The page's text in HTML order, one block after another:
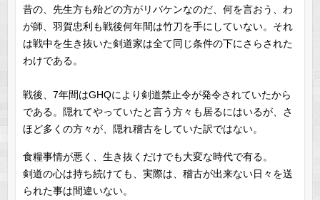
昔の、先生方も殆どの方がリバケンなのだ、何を言おう、わ
が師、羽賀忠利も戦後何年間は竹刀を手にしていない。それ
は戦中を生き抜いた剣道家は全て同じ条件の下にさらされた
わけである。
戦後、7年間はGHQにより剣道禁止令が発令されていたから
である。隠れてやっていたと言う方々も居るにはいるが、さ
ほど多くの方々が、隠れ稽古をしていた訳ではない。
食糧事情が悪く、生き抜くだけでも大変な時代で有る。
剣道の心は持ち続けても、実際は、稽古が出来ない日々を送
られた事は間違いない。